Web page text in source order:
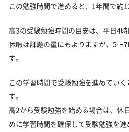
この勉強時間で進めると、1年間で約
高3の受験勉強時間の目安は、平日4
休暇は課題の量にもよりますが、5〜
す。
この学習時間で受験勉強を進めてい
す。
高2から受験勉強を始める場合は、休
めに学習時間を確保して受験勉強を進